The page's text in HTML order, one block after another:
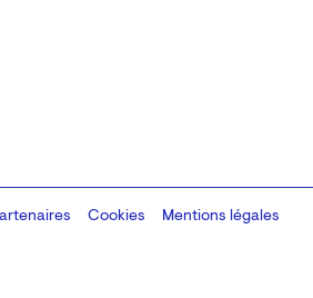
, code:8080.studio
Cookies Mentions légales